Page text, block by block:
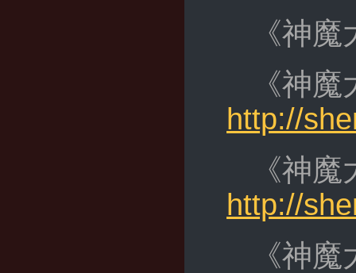
《神
《神
http://
《神
http://
《神